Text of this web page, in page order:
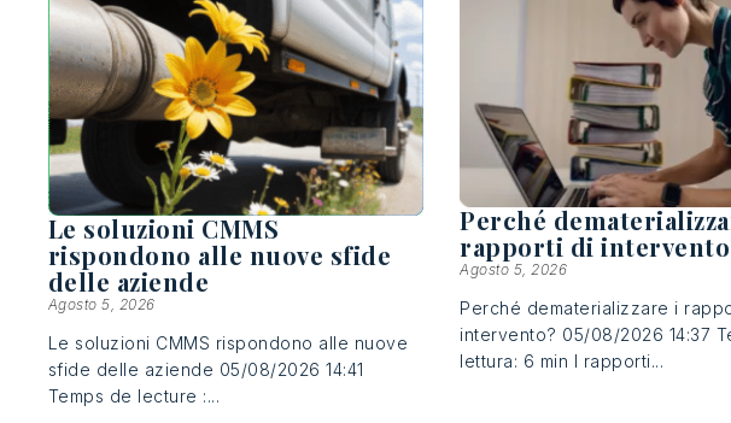
Le soluzioni CMMS
rispondono alle nuove sfide
delle aziende
Agosto 5, 2026
Le soluzioni CMMS rispondono alle nuove
sfide delle aziende 05/08/2026 14:41
Temps de lecture :...
Perché
rapporti di
Agosto 5, 2026
Perché dematerializzare i
intervento? 05/08/2026 14:37
lettura: 6 min I rapporti...